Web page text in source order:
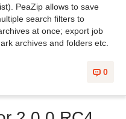
PeaZip allows to save
search filters to
at once; export job
archives and folders etc.
0